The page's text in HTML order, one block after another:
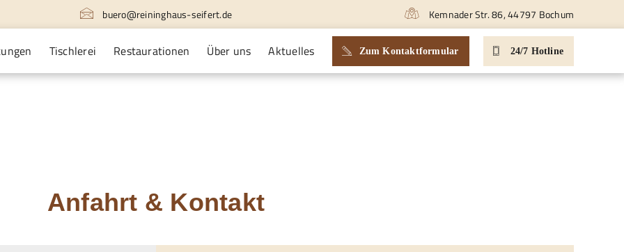
buero@reininghaus-seifert.de Kemnader Str. 86, 44797 Bochum
Tischlerei Restaurationen Über uns Aktuelles Zum Kontaktformular 24/7 Hotline
Anfahrt & Kontakt